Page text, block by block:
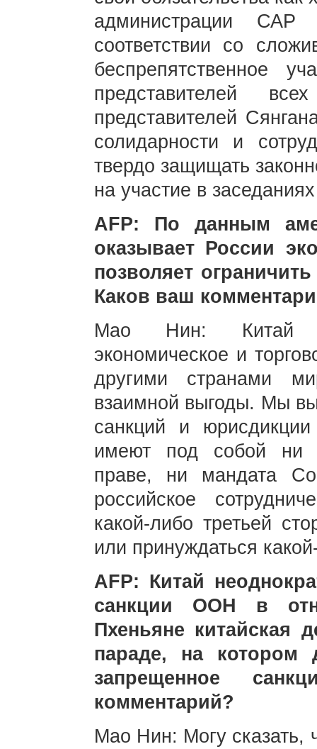
администрации
соответствии со
беспрепятственное
представителей
представителей
солидарности и
твердо защищать
на участие в
AFP: По данным
оказывает России
позволяет
Каков ваш
Мао Нин: Китай
экономическое и
другими странами
взаимной выгоды. Мы
санкций и
имеют под собой ни
праве, ни мандата
российское
какой-либо третьей
или принуждаться
AFP: Китай
санкции ООН в
Пхеньяне китайская
параде, на котором
запрещенное
комментарий?
Мао Нин: Могу сказать,